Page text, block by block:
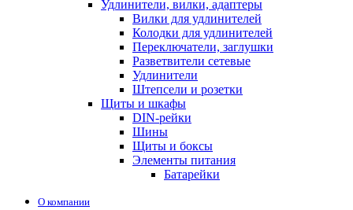
Удлинители, вилки, адаптеры
Вилки для удлинителей
Колодки для удлинителей
Переключатели, заглушки
Разветвители сетевые
Удлинители
Штепсели и розетки
Щиты и шкафы
DIN-рейки
Шины
Щиты и боксы
Элементы питания
Батарейки
О компании